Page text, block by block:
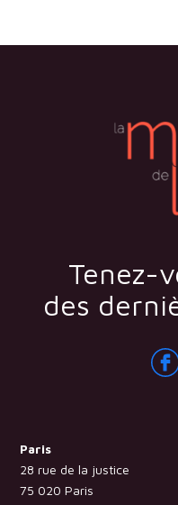
Tenez-
des
Paris
28 rue de la justice
75 020 Paris